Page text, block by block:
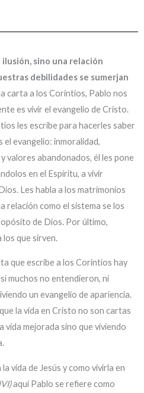
sino una relación
debilidades se sumerjan
carta a los Corintios, Pablo nos
es vivir el evangelio de Cristo.
les escribe para hacerles saber
el evangelio: inmoralidad,
valores abandonados, él les pone
en el Espíritu, a vivir
Les habla a los matrimonios
relación como el sistema se los
de Dios. Por último,
los que sirven.
que escribe a los Corintios hay
muchos no entendieron, ni
un evangelio de apariencia.
la vida en Cristo no son cartas
vida mejorada sino que viviendo
vida de Jesús y como vivirla en
aquí Pablo se refiere como